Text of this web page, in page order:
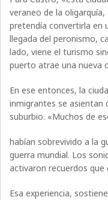
veraneo de la oligarquía,
pretendía convertirla en
llegada del peronismo,
lado, viene el turismo
puerto atrae una nueva
En ese entonces, la
inmigrantes se asientan
suburbio. «Muchos de
habían sobrevivido a la
guerra mundial. Los
activaron recuerdos
Esa experiencia,